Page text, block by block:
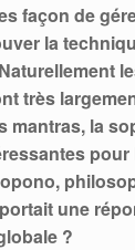
façon de
la
très
mantras, la
une
?